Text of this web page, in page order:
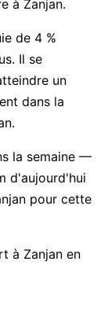
à Zanjan.
de 4 %
Il se
un
dans la
la semaine —
d'aujourd'hui
pour cette
à Zanjan en